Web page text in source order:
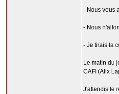
- Nous vous
- Nous
- Je tirais la
Le matin du
CAFI (Alix
J'attendis le